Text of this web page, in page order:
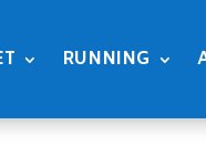
RUNNING